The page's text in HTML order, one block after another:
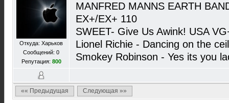
Откуда: Харьков
Сообщений: 0
Репутация: 800
MANFRED MANNS EARTH
EX+/EX+ 110
SWEET- Give Us Awink! USA
Lionel Richie - Dancing on the
Smokey Robinson - Yes its you
«« Предыдущая Следующая »»